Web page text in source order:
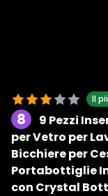
Il
8
9 Pezzi
per Vetro per
Bicchiere per
Portabottiglie
con Crystal